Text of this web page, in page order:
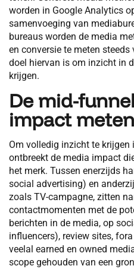
worden in Google Analytics
samenvoeging van
bureaus worden de media
en conversie te meten
doel hiervan is om inzicht in
krijgen.
De mid-
impact meten
Om volledig inzicht te krijgen
ontbreekt de media impact
het merk. Tussen enerzijds
social advertising) en
zoals TV-campagne, zitten
contactmomenten met de
berichten in de media, op
influencers), review sites,
veelal earned en owned
scope gehouden van een